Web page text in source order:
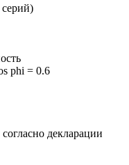
phi = 0.6
декларации